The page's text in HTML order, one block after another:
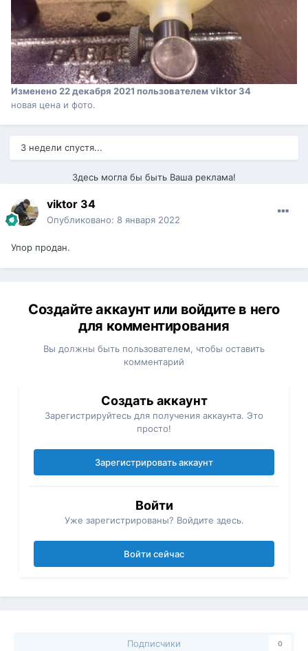
Изменено 22 декабря 2021 пользователем viktor 34
новая цена и фото.
3 недели спустя...
Здесь могла бы быть Ваша реклама!
viktor 34
Опубликовано: 8 января 2022
Упор продан.
Создайте аккаунт или войдите в него
для комментирования
Вы должны быть пользователем, чтобы оставить
комментарий
Создать аккаунт
Зарегистрируйтесь для получения аккаунта. Это
просто!
Зарегистрировать аккаунт
Войти
Уже зарегистрированы? Войдите здесь.
Войти сейчас
Подписчики 0